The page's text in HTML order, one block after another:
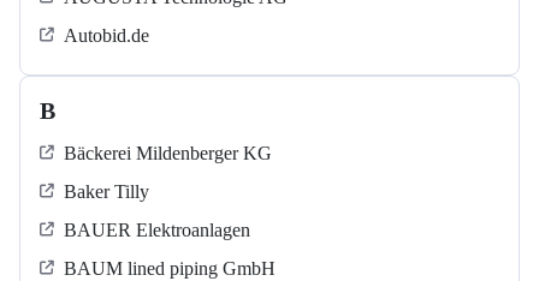
Autobid.de
B
Bäckerei Mildenberger KG
Baker Tilly
BAUER Elektroanlagen
BAUM lined piping GmbH